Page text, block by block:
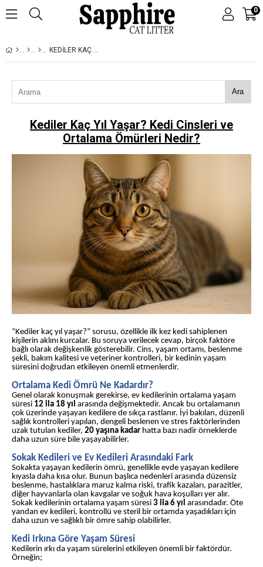
0
KEDILER KAÇ YIL YAŞAR? KEDI CINSLERI VE ORTALAMA ÖMÜRLERI NEDIR?
Ara
Kediler Kaç Yıl Yaşar? Kedi Cinsleri ve
Ortalama Ömürleri Nedir?
“Kediler kaç yıl yaşar?” sorusu, özellikle ilk kez kedi sahiplenen
kişilerin aklını kurcalar. Bu soruya verilecek cevap, birçok faktöre
bağlı olarak değişkenlik gösterebilir. Cins, yaşam ortamı, beslenme
şekli, bakım kalitesi ve veteriner kontrolleri, bir kedinin yaşam
süresini doğrudan etkileyen önemli etmenlerdir.
Ortalama Kedi Ömrü Ne Kadardır?
Genel olarak konuşmak gerekirse, ev kedilerinin ortalama yaşam
süresi 12 ila 18 yıl arasında değişmektedir. Ancak bu ortalamanın
çok üzerinde yaşayan kedilere de sıkça rastlanır. İyi bakılan, düzenli
sağlık kontrolleri yapılan, dengeli beslenen ve stres faktörlerinden
uzak tutulan kediler, 20 yaşına kadar hatta bazı nadir örneklerde
daha uzun süre bile yaşayabilirler.
Sokak Kedileri ve Ev Kedileri Arasındaki Fark
Sokakta yaşayan kedilerin ömrü, genellikle evde yaşayan kedilere
kıyasla daha kısa olur. Bunun başlıca nedenleri arasında düzensiz
beslenme, hastalıklara maruz kalma riski, trafik kazaları, parazitler,
diğer hayvanlarla olan kavgalar ve soğuk hava koşulları yer alır.
Sokak kedilerinin ortalama yaşam süresi 3 ila 6 yıl arasındadır. Öte
yandan ev kedileri, kontrollü ve steril bir ortamda yaşadıkları için
daha uzun ve sağlıklı bir ömre sahip olabilirler.
Kedi Irkına Göre Yaşam Süresi
Kedilerin ırkı da yaşam sürelerini etkileyen önemli bir faktördür.
Örneğin;